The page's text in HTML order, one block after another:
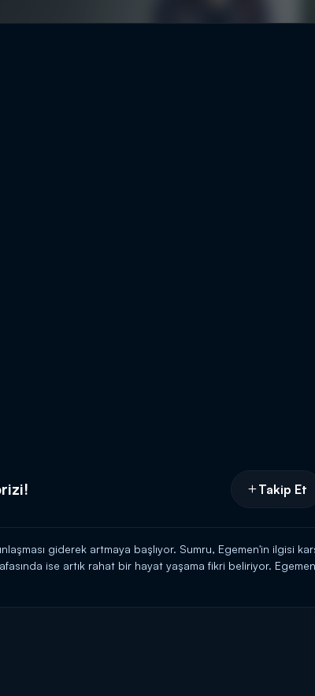
Takip Et
giderek artmaya başlıyor. Sumru, Egemen'in ilgisi
ise artık rahat bir hayat yaşama fikri beliriyor.
teklif ediyor. Sumru'dan gelen bu ani teklif Egemen'i